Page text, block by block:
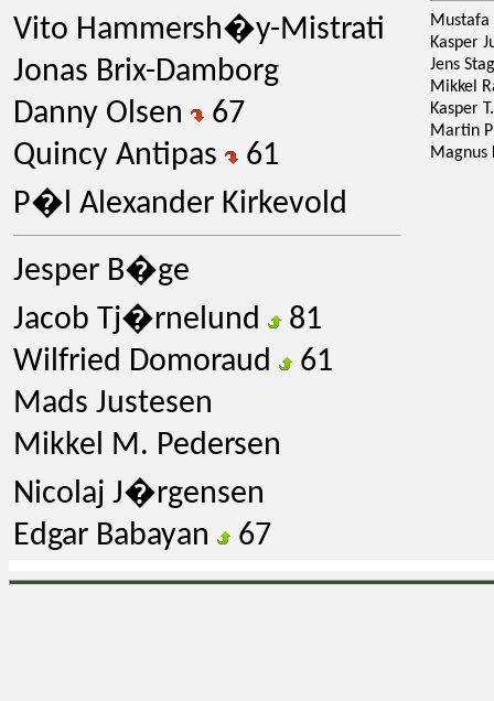
Vito Hammersh�y-Mistrati
Jonas Brix-Damborg
Danny Olsen
67
Quincy Antipas
61
P�l Alexander Kirkevold
Jesper B�ge
Jacob Tj�rnelund
81
Wilfried Domoraud
61
Mads Justesen
Mikkel M. Pedersen
Nicolaj J�rgensen
Edgar Babayan
67
Kasper
Jens
Mikkel
Kasper
Martin
Magnus